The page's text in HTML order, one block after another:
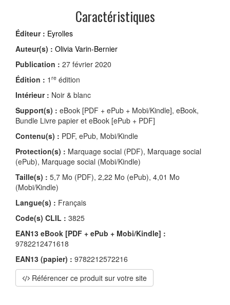
Caractéristiques
Éditeur : Eyrolles
Auteur(s) : Olivia Varin-Bernier
Publication : 27 février 2020
Édition : 1 re édition
Intérieur : Noir & blanc
Support(s) : eBook [PDF + ePub + Mobi/Kindle], eBook,
Bundle Livre papier et eBook [ePub + PDF]
Contenu(s) : PDF, ePub, Mobi/Kindle
Protection(s) : Marquage social (PDF), Marquage social
(ePub), Marquage social (Mobi/Kindle)
Taille(s) : 5,7 Mo (PDF), 2,22 Mo (ePub), 4,01 Mo
(Mobi/Kindle)
Langue(s) : Français
Code(s) CLIL : 3825
EAN13 eBook [PDF + ePub + Mobi/Kindle] :
9782212471618
EAN13 (papier) : 9782212572216
Référencer ce produit sur votre site